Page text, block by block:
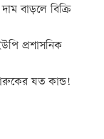
বাড়লে বিক্রি
প্রশাসনিক
যত কান্ড!